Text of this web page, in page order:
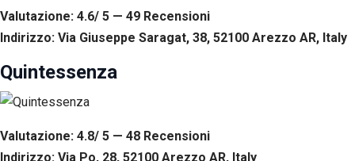
Valutazione: 4.6/ 5 — 49 Recensioni
Indirizzo: Via Giuseppe Saragat, 38, 52100 Arezzo AR, Italy
Quintessenza
Valutazione: 4.8/ 5 — 48 Recensioni
Indirizzo: Via Po, 28, 52100 Arezzo AR, Italy